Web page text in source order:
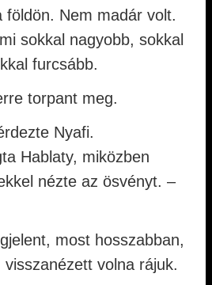
földön. Nem madár volt.
sokkal nagyobb, sokkal
furcsább.
torpant meg.
Nyafi.
Hablaty, miközben
nézte az ösvényt. –
most hosszabban,
volna rájuk.